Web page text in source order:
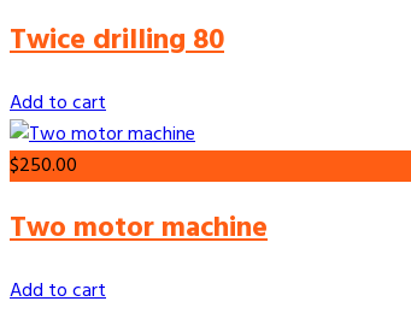
Twice drilling 80
Add to cart
$250.00
Two motor machine
Add to cart